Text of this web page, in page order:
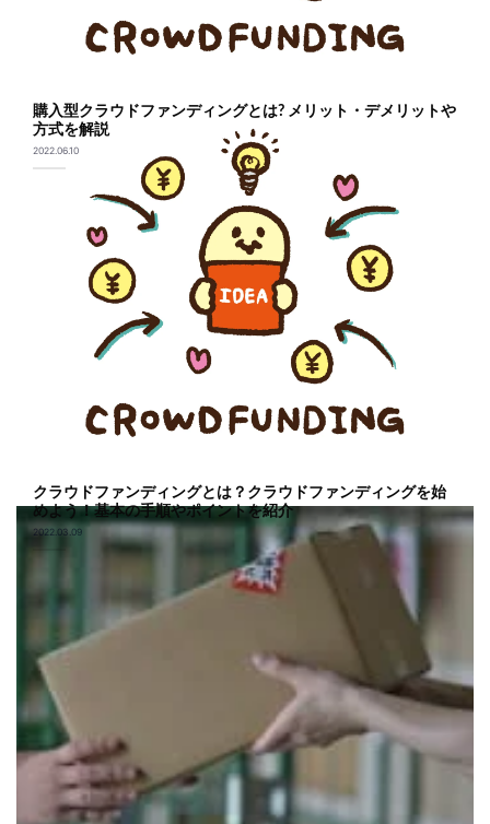
購入型クラウドファンディングとは? メリット・デメリットや
方式を解説
2022.06.10
クラウドファンディングとは？クラウドファンディングを始
めよう！基本の手順やポイントを紹介
2022.03.09